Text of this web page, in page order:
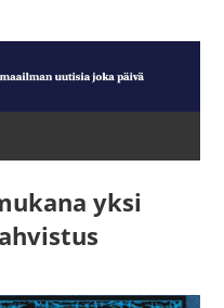
yksi